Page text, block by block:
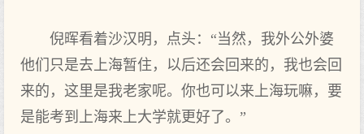
倪晖看着沙汉明，点头：“当然，我外公外婆
他们只是去上海暂住，以后还会回来的，我也会回
来的，这里是我老家呢。你也可以来上海玩嘛，要
是能考到上海来上大学就更好了。”